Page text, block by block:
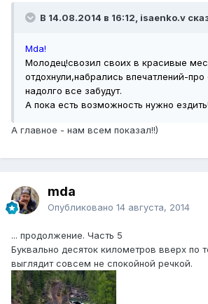
В 14.08.2014 в 16:12, isaenko.v
Mda!
Молодец!свозил своих в красивые
отдохнули,набрались впечатлений-про
надолго все забудут.
А пока есть возможность нужно ездить!
А главное - нам всем показал!!)
mda
Опубликовано 14 августа, 2014
... продолжение. Часть 5
Буквально десяток километров вверх по
выглядит совсем не спокойной речкой.